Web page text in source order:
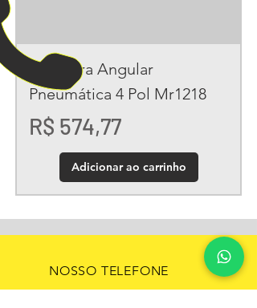
Lixadeira Angular
Pneumática 4 Pol Mr1218
Preço
R$ 574,77
Adicionar ao carrinho
NOSSO TELEFONE